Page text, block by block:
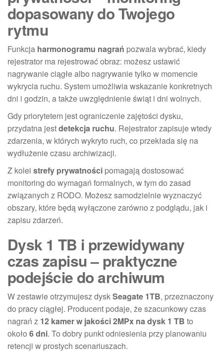
dopasowany do Twojego
rytmu
Funkcja harmonogramu nagrań pozwala wybrać, kiedy
rejestrator ma rejestrować obraz: możesz ustawić
nagrywanie ciągłe albo nagrywanie tylko w momencie
wykrycia ruchu. System umożliwia wskazanie konkretnych
dni i godzin, a także uwzględnienie świąt i dni wolnych.
Gdy priorytetem jest ograniczenie zajętości dysku,
przydatna jestdetekcja ruchu. Rejestrator zapisuje wtedy
zdarzenia, w których wykryto ruch, co przekłada się na
wydłużenie czasu archiwizacji.
Z kolei strefy prywatności pomagają dostosować
monitoring do wymagań formalnych, w tym do zasad
związanych z RODO. Możesz samodzielnie wyznaczyć
obszary, które będą wyłączone zarówno z podglądu, jak i
zapisu zdarzeń.
Dysk 1 TB i przewidywany
czas zapisu – praktyczne
podejście do archiwum
W zestawie otrzymujesz dyskSeagate 1TB, przeznaczony
do pracy ciągłej. Producent podaje, że szacunkowy czas
nagrań z 12 kamer w jakości 2MPx na dysk 1 TB to
około 6 dni. To dobry punkt odniesienia przy planowaniu
retencji w prostych scenariuszach.